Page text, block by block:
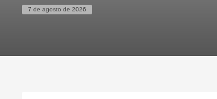
7 de agosto de 2026